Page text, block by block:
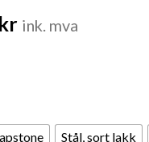
ink. mva
Stål, sort lakk